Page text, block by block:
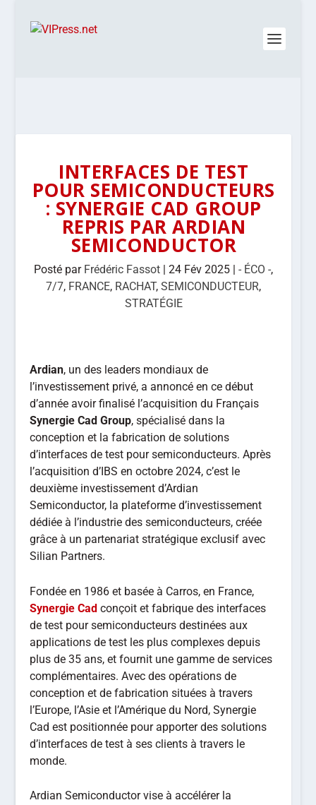
INTERFACES DE TEST
POUR SEMICONDUCTEURS
: SYNERGIE CAD GROUP
REPRIS PAR ARDIAN
SEMICONDUCTOR
Posté par Frédéric Fassot |24 Fév 2025 |- ÉCO -,
7/7, FRANCE, RACHAT,SEMICONDUCTEUR,
STRATÉGIE
Ardian, un des leaders mondiaux de
l’investissement privé, a annoncé en ce début
d’année avoir finalisé l’acquisition du Français
Synergie Cad Group, spécialisé dans la
conception et la fabrication de solutions
d’interfaces de test pour semiconducteurs. Après
l’acquisition d’IBS en octobre 2024, c’est le
deuxième investissement d’Ardian
Semiconductor, la plateforme d’investissement
dédiée à l’industrie des semiconducteurs, créée
grâce à un partenariat stratégique exclusif avec
Silian Partners.
Fondée en 1986 et basée à Carros, en France,
Synergie Cad conçoit et fabrique des interfaces
de test pour semiconducteurs destinées aux
applications de test les plus complexes depuis
plus de 35 ans, et fournit une gamme de services
complémentaires. Avec des opérations de
conception et de fabrication situées à travers
l’Europe, l’Asie et l’Amérique du Nord, Synergie
Cad est positionnée pour apporter des solutions
d’interfaces de test à ses clients à travers le
monde.
Ardian Semiconductor vise à accélérer la